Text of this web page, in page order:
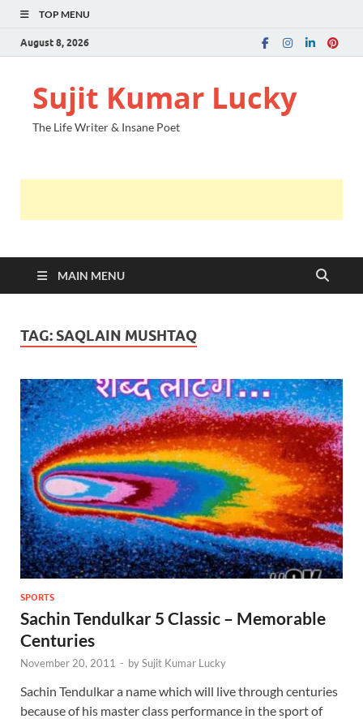
TOP MENU
August 8, 2026
Sujit Kumar Lucky
The Life Writer & Insane Poet
MAIN MENU
TAG: SAQLAIN MUSHTAQ
SPORTS
Sachin Tendulkar 5 Classic – Memorable
Centuries
November 20, 2011 - bySujit Kumar Lucky
Sachin Tendulkar a name which will live through centuries
because of his master class performance in the sport of